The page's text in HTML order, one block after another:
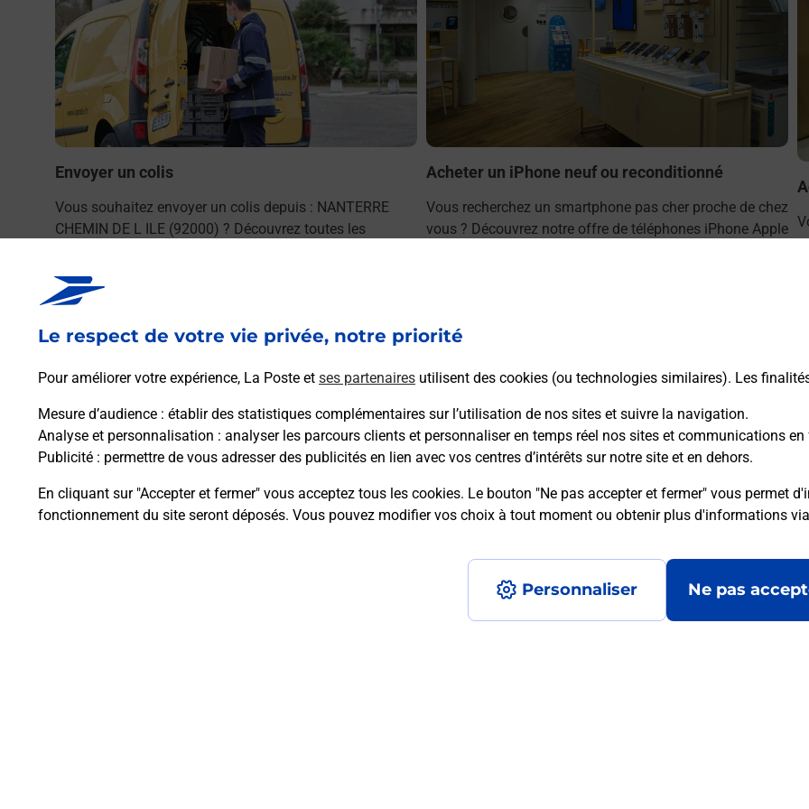
Le respect de votre vie privée, notre priorité
Pour améliorer votre expérience, La Poste et ses partenaires utilisent des cookies (ou technologies similaires). Les
Mesure d’audience : établir des statistiques complémentaires sur l’utilisation de nos sites et suivre la navigation.
Analyse et personnalisation : analyser les parcours clients et personnaliser en temps réel nos sites et communications
Publicité : permettre de vous adresser des publicités en lien avec vos centres d’intérêts sur notre site et en dehors.
En cliquant sur "Accepter et fermer" vous acceptez tous les cookies. Le bouton "Ne pas accepter et fermer" vous permet
fonctionnement du site seront déposés. Vous pouvez modifier vos choix à tout moment ou obtenir plus d'informations via
Personnaliser Ne pas
Envoyer un colis
Vous souhaitez envoyer un colis depuis : NANTERRE
CHEMIN DE L ILE (92000) ? Découvrez toutes les
En savoir plus
Acheter un iPhone neuf ou reconditionné
Vous recherchez un smartphone pas cher proche de chez
vous ? Découvrez notre offre de téléphones iPhone Apple
Questions fréquemment posées